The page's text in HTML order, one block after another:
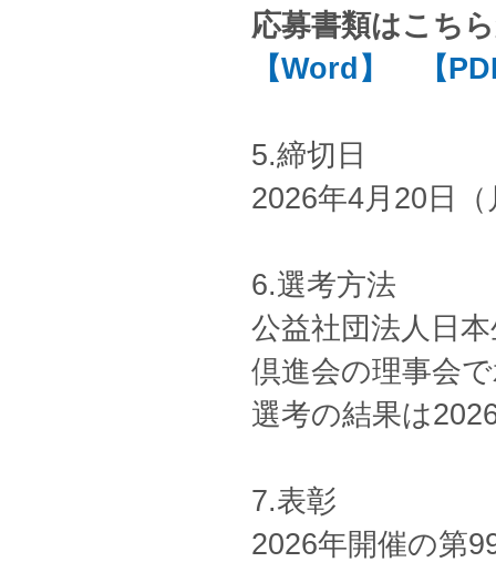
応募書類はこち
【Word】
【
5.締切日
2026年4月20日
6.選考方法
公益社団法人日
倶進会の理事会
選考の結果は
7.表彰
2026年開催の第